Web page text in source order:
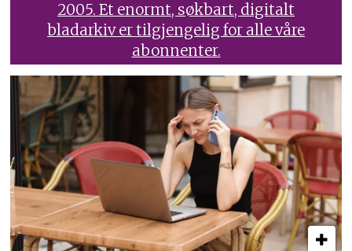
2005. Et enormt, søkbart, digitalt
bladarkiv er tilgjengelig for alle våre
abonnenter.